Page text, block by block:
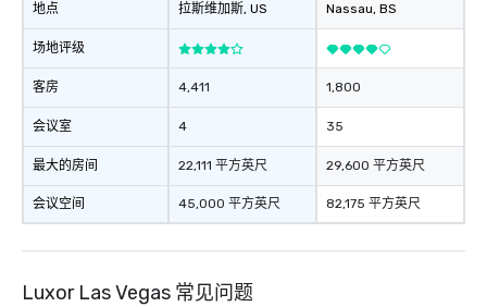
地点
场地评级
客房
会议室
最大的房间
会议空间
拉斯维加斯, US
4,411
4
22,111 平方英尺
45,000 平方英尺
Nassau, BS
1,800
35
29,600 平方英尺
82,175 平方英尺
Luxor Las Vegas 常见问题